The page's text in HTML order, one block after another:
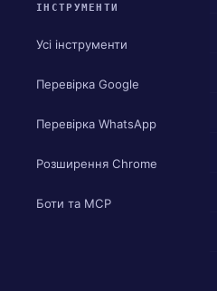
ІНСТРУМЕНТИ
Усі інструменти
Перевірка Google
Перевірка WhatsApp
Розширення Chrome
Боти та MCP